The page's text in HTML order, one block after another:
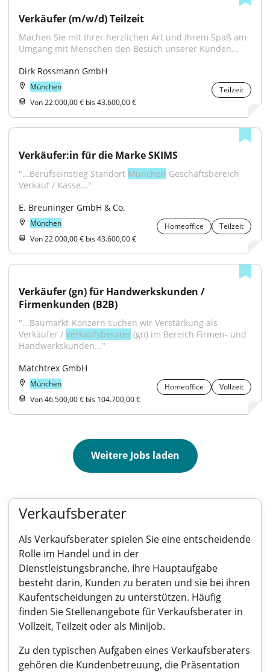
Verkäufer (m/w/d) Teilzeit
Machen Sie mit Ihrer herzlichen Art und Ihrem Spaß am
Umgang mit Menschen den Besuch unserer Kunden...
Dirk Rossmann GmbH
München
Teilzeit
Von 22.000,00 € bis 43.600,00 €
Verkäufer:in für die Marke SKIMS
"...Berufseinstieg Standort München Geschäftsbereich
Verkauf / Kasse..."
E. Breuninger GmbH & Co.
München Homeoffice
Teilzeit
Von 22.000,00 € bis 43.600,00 €
Verkäufer (gn) für Handwerkskunden /
Firmenkunden (B2B)
"...Baumarkt‑Konzern suchen wir Verstärkung als
Verkäufer / Verkaufsberater (gn) im Bereich Firmen‑ und
Handwerkskunden..."
Matchtrex GmbH
München Homeoffice
Vollzeit
Von 46.500,00 € bis 104.700,00 €
Weitere Jobs laden
Verkaufsberater
Als Verkaufsberater spielen Sie eine entscheidende
Rolle im Handel und in der
Dienstleistungsbranche. Ihre Hauptaufgabe
besteht darin, Kunden zu beraten und sie bei ihren
Kaufentscheidungen zu unterstützen. Häufig
finden Sie Stellenangebote für Verkaufsberater in
Vollzeit, Teilzeit oder als Minijob.
Zu den typischen Aufgaben eines Verkaufsberaters
gehören die Kundenbetreuung, die Präsentation